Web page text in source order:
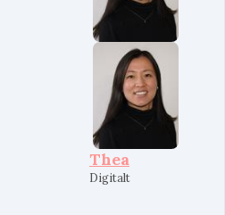
Thea
Digitalt